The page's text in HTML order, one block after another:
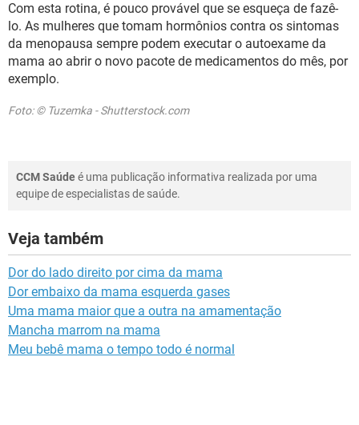
Com esta rotina, é pouco provável que se esqueça de fazê-
lo. As mulheres que tomam hormônios contra os sintomas
da menopausa sempre podem executar o autoexame da
mama ao abrir o novo pacote de medicamentos do mês, por
exemplo.
Foto: © Tuzemka - Shutterstock.com
CCM Saúdeé uma publicação informativa realizada por uma
equipe de especialistas de saúde.
Veja também
Dor do lado direito por cima da mama
Dor embaixo da mama esquerda gases
Uma mama maior que a outra na amamentação
Mancha marrom na mama
Meu bebê mama o tempo todo é normal